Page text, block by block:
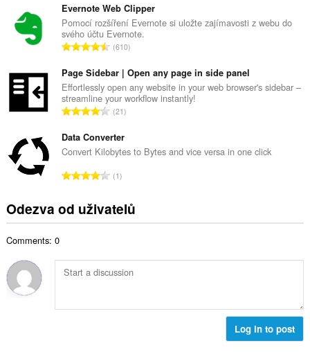
client-
side
data.
p
o
č
e
t
h
o
d
o
c
n
:
l
k
o
v
p
o
č
e
t
h
o
d
o
c
í
:
Evernote Web Clipper
Pomocí rozšíření Evernote si uložte zajímavosti z webu do
svého účtu Evernote.
C
l
k
o
v
p
o
č
e
h
o
o
c
n
610
Page Sidebar | Open any page in side panel
Effortlessly open any website in your web browser's sidebar –
streamline your workflow instantly!
C
l
k
v
p
o
t
h
21
Data Converter
Convert Kilobytes to Bytes and vice versa in one click
C
k
ý
p
e
1
Odezva od uživatelů
Comments: 0
Log in to post